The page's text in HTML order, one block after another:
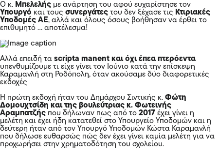
Ο κ. Μπελελής με ανάρτηση του αφού ευχαρίστησε τον
Υπουργό και τους συνεργάτες του δεν ξέχασε τις Κτιριακές
Υποδομές ΑΕ, αλλά και όλους όσους βοήθησαν να έρθει το
επιθυμητό … αποτέλεσμα!
Αλλά επειδή τα scripta manent και όχι έπεα πτερόεντα
υπενθυμίζουμε τι είχε γίνει τον Ιούνιο κατά την επίσκεψη
Καραμανλή στη Ροδόπολη, όταν ακούσαμε δύο διαφορετικές
εκδοχές
Η πρώτη εκδοχή ήταν του Δημάρχου Σιντικής κ. Φώτη
Δομουχτσίδη και της βουλεύτριας κ. Φωτεινής
Αραμπατζής που δήλωναν πως από το 2017 έχει γίνει η
μελέτη και έχει ήδη κατατεθεί στο Υπουργείο Υποδομών και η
δεύτερη ήταν από τον Υπουργό Υποδομών Κώστα Καραμανλή
που δήλωσε ευθαρσώς πώς δεν έχει γίνει καμία μελέτη για να
προχωρήσει στην χρηματοδότηση του σχολείου.